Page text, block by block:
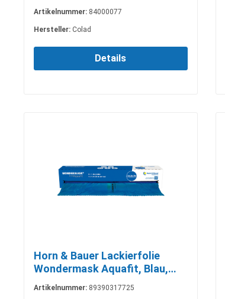
Artikelnummer: 84000077
Hersteller: Colad
Details
Horn & Bauer Lackierfolie
Wondermask Aquafit, Blau,
120 m x 5 m
Artikelnummer: 89390317725